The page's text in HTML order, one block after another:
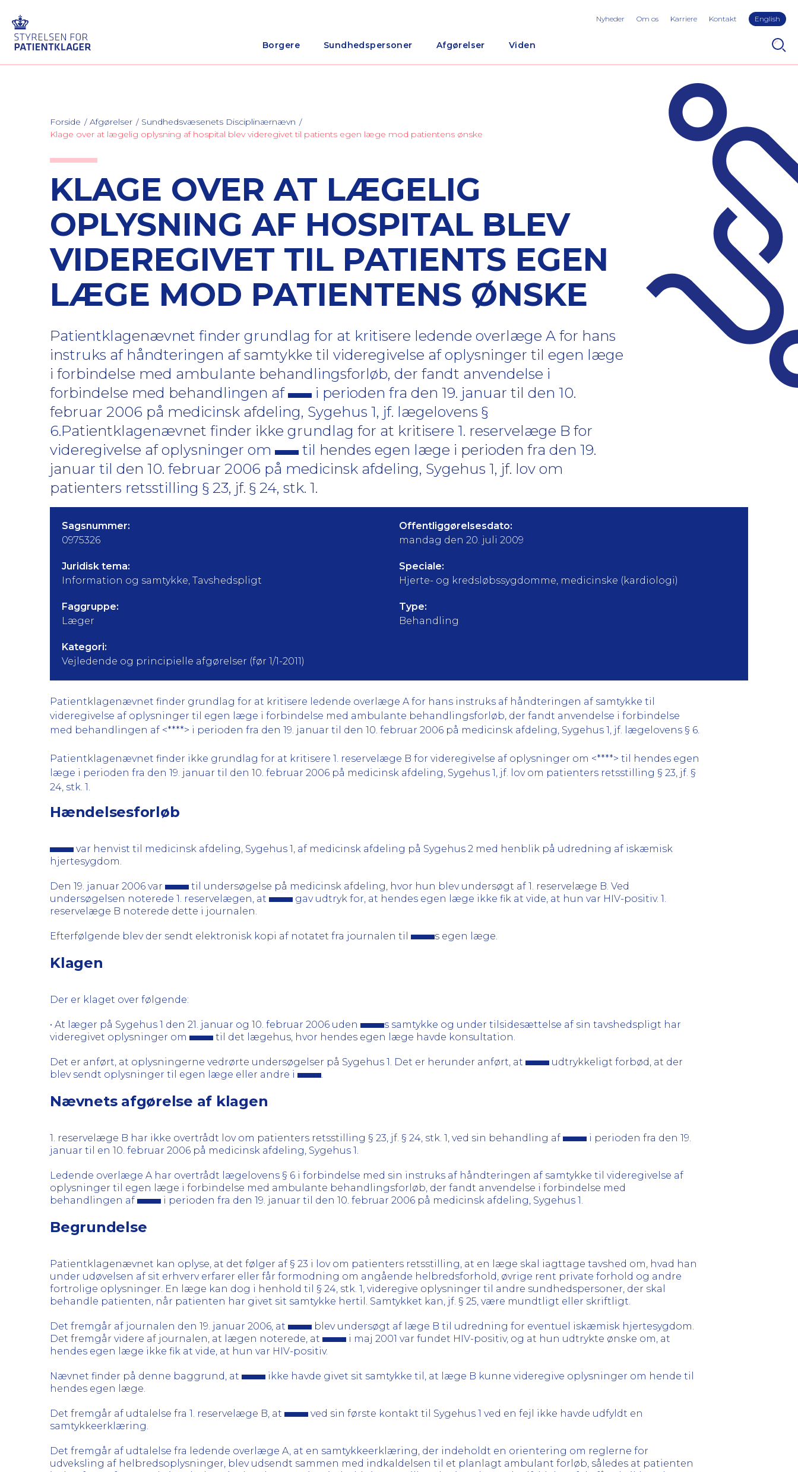
Borgere Sundhedspersoner Afgørelser Viden
Nyheder Om os Karriere Kontakt English
Forside Afgørelser
Sundhedsvæsenets Disciplinærnævn
Klage over at lægelig oplysning af hospital blev videregivet til patients egen læge mod patientens ønske
KLAGE OVER AT LÆGELIG
OPLYSNING AF HOSPITAL BLEV
VIDEREGIVET TIL PATIENTS EGEN
LÆGE MOD PATIENTENS ØNSKE
Patientklagenævnet finder grundlag for at kritisere ledende overlæge A for hans
instruks af håndteringen af samtykke til videregivelse af oplysninger til egen læge
i forbindelse med ambulante behandlingsforløb, der fandt anvendelse i
forbindelse med behandlingen af
i perioden fra den 19. januar til den 10.
februar 2006 på medicinsk afdeling, Sygehus 1, jf. lægelovens §
6.Patientklagenævnet finder ikke grundlag for at kritisere 1. reservelæge B for
videregivelse af oplysninger om
til hendes egen læge i perioden fra den 19.
januar til den 10. februar 2006 på medicinsk afdeling, Sygehus 1, jf. lov om
patienters retsstilling § 23, jf. § 24, stk. 1.
Sagsnummer:
0975326
Offentliggørelsesdato:
mandag den 20. juli 2009
Juridisk tema:
Information og samtykke, Tavshedspligt
Speciale:
Hjerte- og kredsløbssygdomme, medicinske (kardiologi)
Faggruppe:
Læger
Type:
Behandling
Kategori:
Vejledende og principielle afgørelser (før 1/1-2011)
Patientklagenævnet finder grundlag for at kritisere ledende overlæge A for hans instruks af håndteringen af samtykke til
videregivelse af oplysninger til egen læge i forbindelse med ambulante behandlingsforløb, der fandt anvendelse i forbindelse
med behandlingen af <****> i perioden fra den 19. januar til den 10. februar 2006 på medicinsk afdeling, Sygehus 1, jf. lægelovens § 6.
Patientklagenævnet finder ikke grundlag for at kritisere 1. reservelæge B for videregivelse af oplysninger om <****> til hendes egen
læge i perioden fra den 19. januar til den 10. februar 2006 på medicinsk afdeling, Sygehus 1, jf. lov om patienters retsstilling § 23, jf. §
24, stk. 1.
Hændelsesforløb
var henvist til medicinsk afdeling, Sygehus 1, af medicinsk afdeling på Sygehus 2 med henblik på udredning af iskæmisk
hjertesygdom.
Den 19. januar 2006 var
til undersøgelse på medicinsk afdeling, hvor hun blev undersøgt af 1. reservelæge B. Ved
undersøgelsen noterede 1. reservelægen, at
gav udtryk for, at hendes egen læge ikke fik at vide, at hun var HIV-positiv. 1.
reservelæge B noterede dette i journalen.
Efterfølgende blev der sendt elektronisk kopi af notatet fra journalen til s egen læge.
Klagen
Der er klaget over følgende:
• At læger på Sygehus 1 den 21. januar og 10. februar 2006 uden
s samtykke og under tilsidesættelse af sin tavshedspligt har
videregivet oplysninger om
til det lægehus, hvor hendes egen læge havde konsultation.
Det er anført, at oplysningerne vedrørte undersøgelser på Sygehus 1. Det er herunder anført, at
udtrykkeligt forbød, at der
blev sendt oplysninger til egen læge eller andre i
.
Nævnets afgørelse af klagen
1. reservelæge B har ikke overtrådt lov om patienters retsstilling § 23, jf. § 24, stk. 1, ved sin behandling af
i perioden fra den 19.
januar til en 10. februar 2006 på medicinsk afdeling, Sygehus 1.
Ledende overlæge A har overtrådt lægelovens § 6 i forbindelse med sin instruks af håndteringen af samtykke til videregivelse af
oplysninger til egen læge i forbindelse med ambulante behandlingsforløb, der fandt anvendelse i forbindelse med
behandlingen af
i perioden fra den 19. januar til den 10. februar 2006 på medicinsk afdeling, Sygehus 1.
Begrundelse
Patientklagenævnet kan oplyse, at det følger af § 23 i lov om patienters retsstilling, at en læge skal iagttage tavshed om, hvad han
under udøvelsen af sit erhverv erfarer eller får formodning om angående helbredsforhold, øvrige rent private forhold og andre
fortrolige oplysninger. En læge kan dog i henhold til § 24, stk. 1, videregive oplysninger til andre sundhedspersoner, der skal
behandle patienten, når patienten har givet sit samtykke hertil. Samtykket kan, jf. § 25, være mundtligt eller skriftligt.
Det fremgår af journalen den 19. januar 2006, at
blev undersøgt af læge B til udredning for eventuel iskæmisk hjertesygdom.
Det fremgår videre af journalen, at lægen noterede, at
i maj 2001 var fundet HIV-positiv, og at hun udtrykte ønske om, at
hendes egen læge ikke fik at vide, at hun var HIV-positiv.
Nævnet finder på denne baggrund, at
ikke havde givet sit samtykke til, at læge B kunne videregive oplysninger om hende til
hendes egen læge.
Det fremgår af udtalelse fra 1. reservelæge B, at
ved sin første kontakt til Sygehus 1 ved en fejl ikke havde udfyldt en
samtykkeerklæring.
Det fremgår af udtalelse fra ledende overlæge A, at en samtykkeerklæring, der indeholdt en orientering om reglerne for
udveksling af helbredsoplysninger, blev udsendt sammen med indkaldelsen til et planlagt ambulant forløb, således at patienten